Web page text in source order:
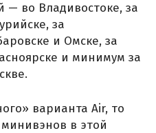
— во Владивостоке, за
за
и Омске, за
и минимум за
варианта Air, то
в этой